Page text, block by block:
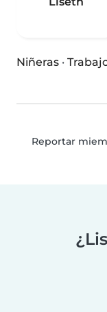
Niñeras ·
Reportar